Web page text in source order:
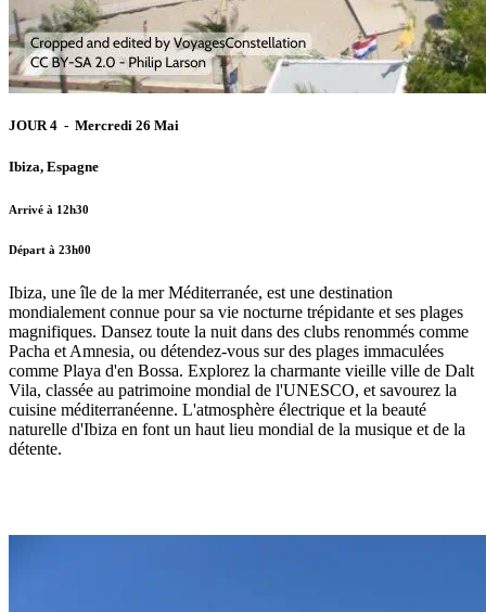
JOUR 4 - Mercredi 26 Mai
Ibiza, Espagne
Arrivé à 12h30
Départ à 23h00
Ibiza, une île de la mer Méditerranée, est une destination
mondialement connue pour sa vie nocturne trépidante et ses plages
magnifiques. Dansez toute la nuit dans des clubs renommés comme
Pacha et Amnesia, ou détendez-vous sur des plages immaculées
comme Playa d'en Bossa. Explorez la charmante vieille ville de Dalt
Vila, classée au patrimoine mondial de l'UNESCO, et savourez la
cuisine méditerranéenne. L'atmosphère électrique et la beauté
naturelle d'Ibiza en font un haut lieu mondial de la musique et de la
détente.